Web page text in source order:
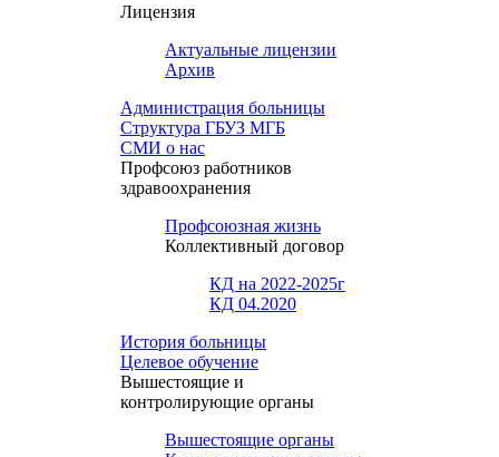
Лицензия
Актуальные лицензии
Архив
Администрация больницы
Структура ГБУЗ МГБ
СМИ о нас
Профсоюз работников
здравоохранения
Профсоюзная жизнь
Коллективный договор
КД на 2022-2025г
КД 04.2020
История больницы
Целевое обучение
Вышестоящие и
контролирующие органы
Вышестоящие органы